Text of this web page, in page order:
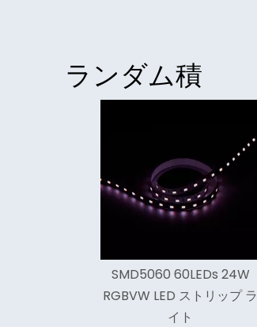
ランダム積
OL-5050FP-8mm7.2W-
6012I-RGB